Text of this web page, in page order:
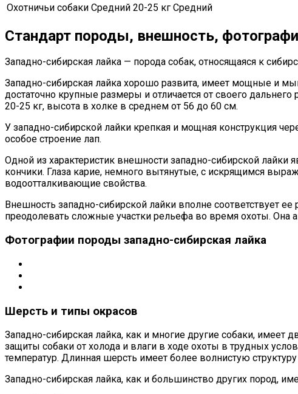
Охотничьи собаки Средний 20-25 кг Средний
Стандарт породы, внешность,
Западно-сибирская лайка — порода собак, относящаяся к
Западно-сибирская лайка хорошо развита, имеет мощные и
достаточно крупные размеры и отличается от своего
20-25 кг, высота в холке в среднем от 56 до 60 см.
У западно-сибирской лайки крепкая и мощная конструкция
особое строение лап.
Одной из характеристик внешности западно-сибирской
кончики. Глаза карие, немного вытянутые, с искрящимся
водоотталкивающие свойства.
Внешность западно-сибирской лайки вполне соответствует
преодолевать сложные участки рельефа во время охоты. Она
Фотографии породы западно-сибирская лайка
Шерсть и типы окрасов
Западно-сибирская лайка, как и многие другие собаки,
защиты собаки от холода и влаги в ходе охоты в трудных
температур. Длинная шерсть имеет более волнистую
Западно-сибирская лайка, как и большинство других пород,